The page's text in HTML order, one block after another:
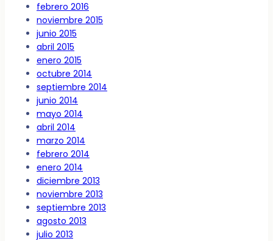
febrero 2016
noviembre 2015
junio 2015
abril 2015
enero 2015
octubre 2014
septiembre 2014
junio 2014
mayo 2014
abril 2014
marzo 2014
febrero 2014
enero 2014
diciembre 2013
noviembre 2013
septiembre 2013
agosto 2013
julio 2013